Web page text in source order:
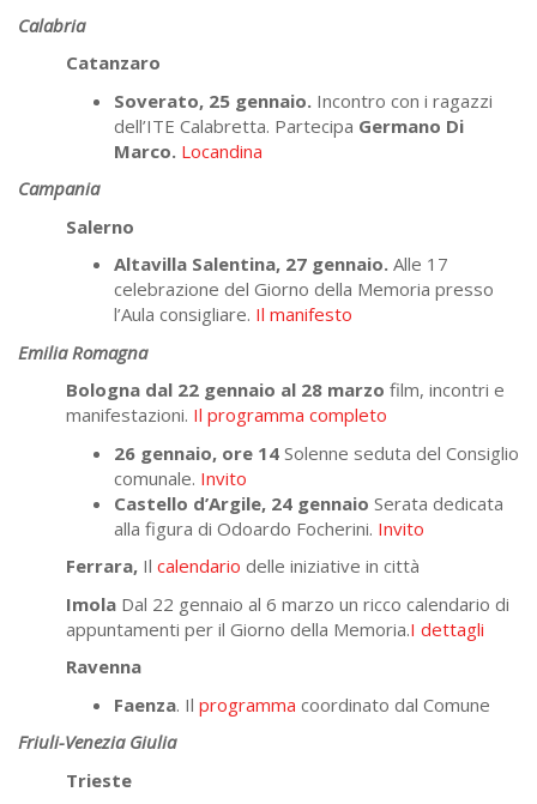
Calabria
Catanzaro
Soverato, 25 gennaio. Incontro con i ragazzi
dell’ITE Calabretta. Partecipa Germano Di
Marco. Locandina
Campania
Salerno
Altavilla Salentina, 27 gennaio. Alle 17
celebrazione del Giorno della Memoria presso
l’Aula consigliare. Il manifesto
Emilia Romagna
Bologna dal 22 gennaio al 28 marzo film, incontri e
manifestazioni. Il programma completo
26 gennaio, ore 14 Solenne seduta del Consiglio
comunale. Invito
Castello d’Argile, 24 gennaio Serata dedicata
alla figura di Odoardo Focherini. Invito
Ferrara, Il calendario delle iniziative in città
Imola Dal 22 gennaio al 6 marzo un ricco calendario di
appuntamenti per il Giorno della Memoria.I dettagli
Ravenna
Faenza. Il programma coordinato dal Comune
Friuli-Venezia Giulia
Trieste